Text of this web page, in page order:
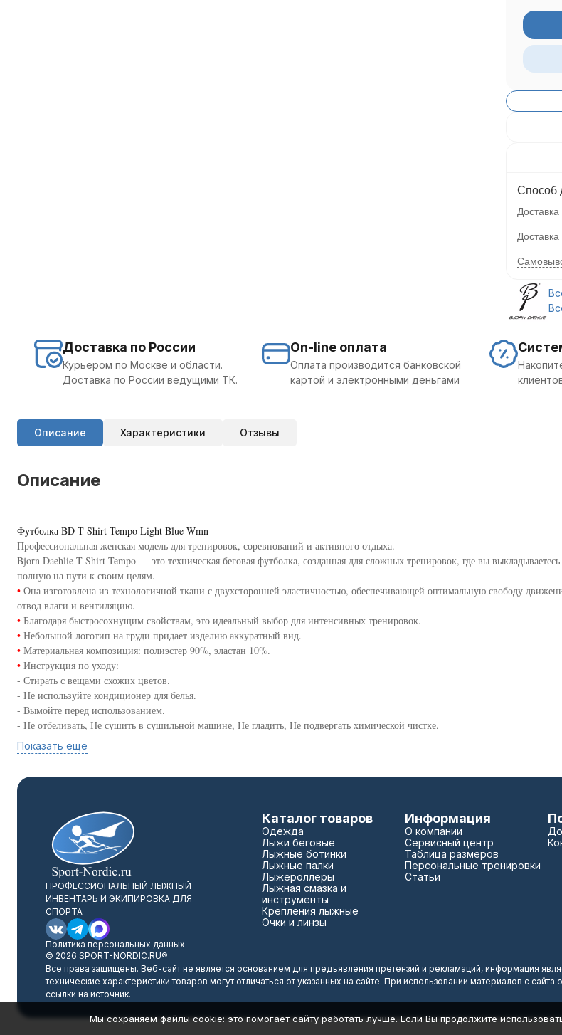
Способ
Доставка по России
Курьером по Москве и области.
Доставка по России ведущими ТК.
On-line оплата
Оплата производится банковской
картой и электронными деньгами
Описание Характеристики Отзывы
Описание
Футболка BD T-Shirt Tempo Light Blue Wmn
Профессиональная женская модель для тренировок, соревнований и активного отдыха.
Bjorn Daehlie T-Shirt Tempo — это техническая беговая футболка, созданная для сложных тренировок, где вы
полную на пути к своим целям.
• Она изготовлена из технологичной ткани с двухсторонней эластичностью, обеспечивающей оптимальную свободу
отвод влаги и вентиляцию.
• Благодаря быстросохнущим свойствам, это идеальный выбор для интенсивных тренировок.
• Небольшой логотип на груди придает изделию аккуратный вид.
• Материальная композиция: полиэстер 90%, эластан 10%.
• Инструкция по уходу:
- Стирать с вещами схожих цветов.
- Не используйте кондиционер для белья.
- Вымойте перед использованием.
- Не отбеливать, Не сушить в сушильной машине, Не гладить, Не подвергать химической чистке.
Сконцентрируйтесь, тренируйтесь и Вы всё преодолеете!
Показать ещё
ПРОФЕССИОНАЛЬНЫЙ ЛЫЖНЫЙ
ИНВЕНТАРЬ И ЭКИПИРОВКА ДЛЯ
СПОРТА
Каталог товаров
Одежда
Лыжи беговые
Лыжные ботинки
Лыжные палки
Лыжероллеры
Лыжная смазка и
инструменты
Крепления лыжные
Очки и линзы
Информация
О компании
Сервисный центр
Таблица размеров
Персональные тренировки
Статьи
Политика персональных данных
© 2026 SPORT-NORDIC.RU®
Все права защищены. Веб-сайт не является основанием для предъявления претензий и рекламаций, информация
технические характеристики товаров могут отличаться от указанных на сайте. При использовании материалов с сайта
ссылки на источник.
Мы сохраняем файлы cookie: это помогает сайту работать лучше. Если Вы продолжите